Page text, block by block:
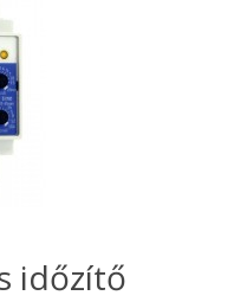
időzítő